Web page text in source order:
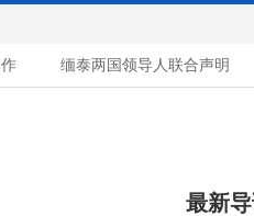
缅泰两国领导人联合声明
最新